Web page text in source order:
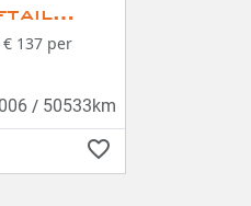
137 per
/ 50533km